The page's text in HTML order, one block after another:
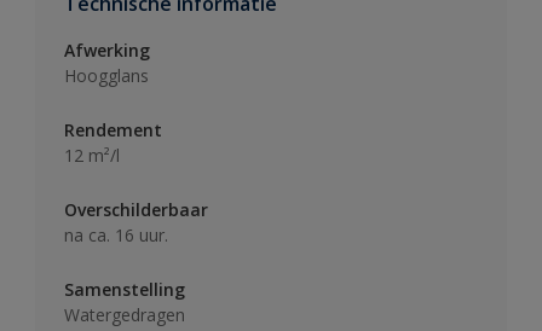
Afwerking
Hoogglans
Rendement
12 m²/l
Overschilderbaar
na ca. 16 uur.
Samenstelling
Watergedragen